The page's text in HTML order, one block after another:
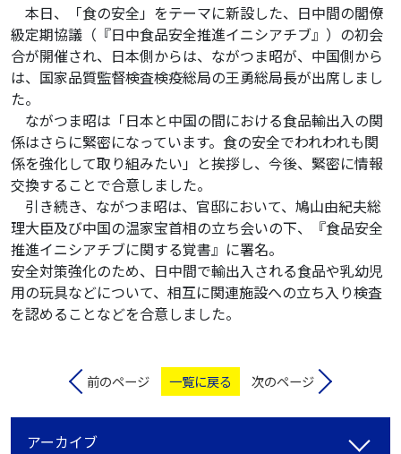
本日、「食の安全」をテーマに新設した、日中間の閣僚
級定期協議（『日中食品安全推進イニシアチブ』）の初会
合が開催され、日本側からは、ながつま昭が、中国側から
は、国家品質監督検査検疫総局の王勇総局長が出席しまし
た。
ながつま昭は「日本と中国の間における食品輸出入の関
係はさらに緊密になっています。食の安全でわれわれも関
係を強化して取り組みたい」と挨拶し、今後、緊密に情報
交換することで合意しました。
引き続き、ながつま昭は、官邸において、鳩山由紀夫総
理大臣及び中国の温家宝首相の立ち会いの下、『食品安全
推進イニシアチブに関する覚書』に署名。
安全対策強化のため、日中間で輸出入される食品や乳幼児
用の玩具などについて、相互に関連施設への立ち入り検査
を認めることなどを合意しました。
前のページ 一覧に戻る 次のページ
アーカイブ